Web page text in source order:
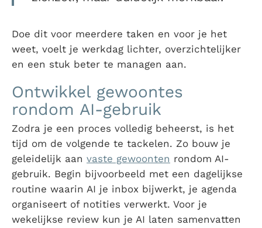
Doe dit voor meerdere taken en voor je het
weet, voelt je werkdag lichter, overzichtelijker
en een stuk beter te managen aan.
Ontwikkel gewoontes
rondom AI-gebruik
Zodra je een proces volledig beheerst, is het
tijd om de volgende te tackelen. Zo bouw je
geleidelijk aan vaste gewoonten rondom AI-
gebruik. Begin bijvoorbeeld met een dagelijkse
routine waarin AI je inbox bijwerkt, je agenda
organiseert of notities verwerkt. Voor je
wekelijkse review kun je AI laten samenvatten